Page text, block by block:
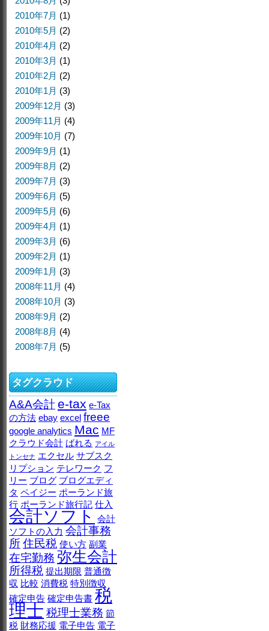
2010年7月 (1)
2010年5月 (2)
2010年4月 (2)
2010年3月 (1)
2010年2月 (2)
2010年1月 (3)
2009年12月 (3)
2009年11月 (4)
2009年10月 (7)
2009年9月 (1)
2009年8月 (2)
2009年7月 (3)
2009年6月 (5)
2009年5月 (6)
2009年4月 (1)
2009年3月 (6)
2009年2月 (1)
2009年1月 (3)
2008年11月 (4)
2008年10月 (3)
2008年9月 (2)
2008年8月 (4)
2008年7月 (5)
タグクラウド
A&A会計e-tax e-Tax
の方法 ebay excel freee
google analytics Mac MF
クラウド会計 ばれる アイル
トンセナ エクセル サブスク
リプション テレワーク フ
リー ブログ ブログエディ
タ ペイジー ポーランド旅
行 ポーランド旅行記 仕入
会計ソフト
会計
ソフトの入力 会計事務
所住民税 使い方 副業
在宅勤務 弥生会計
所得税 提出期限 普通徴
収 比較 消費税 特別徴収
確定申告 確定申告書 税
理士 税理士業務 節
税 財務応援 電子申告 電子